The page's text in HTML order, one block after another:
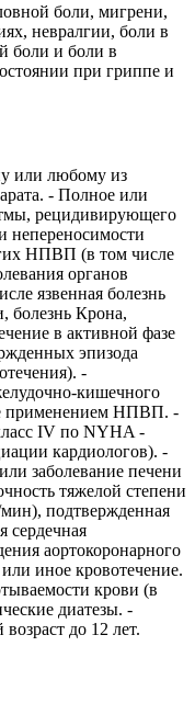
боли, мигрени,
невралгии, боли в
боли и боли в
при гриппе и
или любому из
- Полное или
рецидивирующего
непереносимости
НПВП (в том числе
органов
язвенная болезнь
болезнь Крона,
в активной фазе
эпизода
-
кишечного
применением НПВП. -
IV по NYHA -
кардиологов). -
заболевание печени
тяжелой степени
подтвержденная
сердечная
аортокоронарного
иное кровотечение.
крови (в
диатезы. -
до 12 лет.